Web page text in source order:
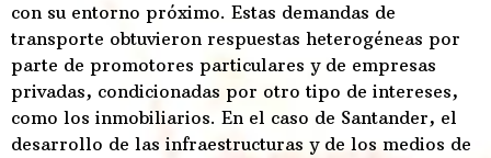
con su entorno próximo. Estas demandas de
transporte obtuvieron respuestas heterogéneas por
parte de promotores particulares y de empresas
privadas, condicionadas por otro tipo de intereses,
como los inmobiliarios. En el caso de Santander, el
desarrollo de las infraestructuras y de los medios de